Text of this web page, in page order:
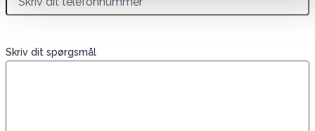
Skriv dit spørgsmål